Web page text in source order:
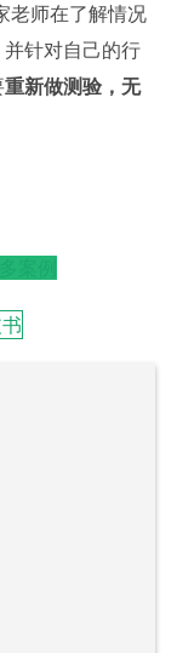
老师在了解情况
并针对自己的行
重新做测验，无